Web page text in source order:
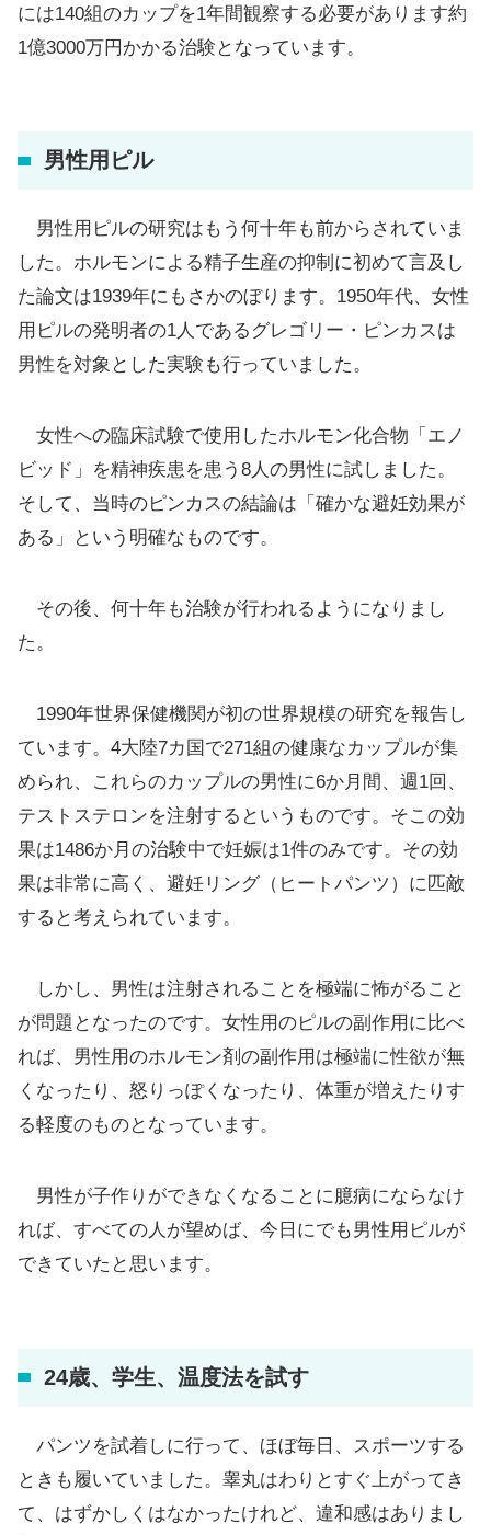
には140組のカップを1年間観察する必要があります約
1億3000万円かかる治験となっています。
男性用ピル
男性用ピルの研究はもう何十年も前からされていま
した。ホルモンによる精子生産の抑制に初めて言及し
た論文は1939年にもさかのぼります。1950年代、女性
用ピルの発明者の1人であるグレゴリー・ピンカスは
男性を対象とした実験も行っていました。
女性への臨床試験で使用したホルモン化合物「エノ
ビッド」を精神疾患を患う8人の男性に試しました。
そして、当時のピンカスの結論は「確かな避妊効果が
ある」という明確なものです。
その後、何十年も治験が行われるようになりまし
た。
1990年世界保健機関が初の世界規模の研究を報告し
ています。4大陸7カ国で271組の健康なカップルが集
められ、これらのカップルの男性に6か月間、週1回、
テストステロンを注射するというものです。そこの効
果は1486か月の治験中で妊娠は1件のみです。その効
果は非常に高く、避妊リング（ヒートパンツ）に匹敵
すると考えられています。
しかし、男性は注射されることを極端に怖がること
が問題となったのです。女性用のピルの副作用に比べ
れば、男性用のホルモン剤の副作用は極端に性欲が無
くなったり、怒りっぽくなったり、体重が増えたりす
る軽度のものとなっています。
男性が子作りができなくなることに臆病にならなけ
れば、すべての人が望めば、今日にでも男性用ピルが
できていたと思います。
24歳、学生、温度法を試す
パンツを試着しに行って、ほぼ毎日、スポーツする
ときも履いていました。睾丸はわりとすぐ上がってき
て、はずかしくはなかったけれど、違和感はありまし